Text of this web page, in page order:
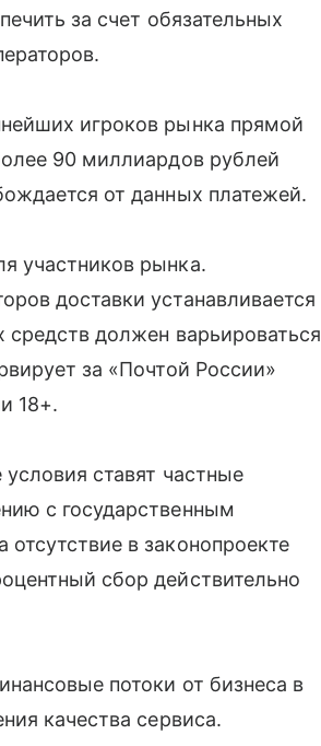
за счет обязательных
игроков рынка прямой
90 миллиардов рублей
от данных платежей.
участников рынка.
доставки устанавливается
должен варьироваться
за «Почтой России»
18+.
ставят частные
с государственным
в законопроекте
сбор действительно
потоки от бизнеса в
качества сервиса.